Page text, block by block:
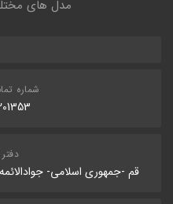
مدل های
شماره
قم -جمهوری اسلامی-